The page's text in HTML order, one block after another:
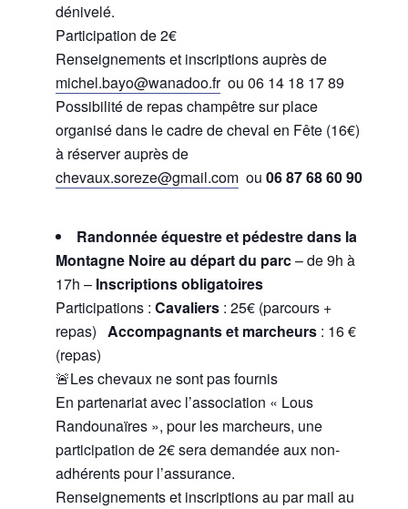
dénivelé.
Participation de 2€
Renseignements et inscriptions auprès de
michel.bayo@wanadoo.frou 06 14 18 17 89
Possibilité de repas champêtre sur place
organisé dans le cadre de cheval en Fête (16€)
à réserver auprès de
chevaux.soreze@gmail.comou 06 87 68 60 90
Randonnée équestre et pédestre dans la
Montagne Noire au départ du parc– de 9h à
17h –Inscriptions obligatoires
Participations : Cavaliers: 25€ (parcours +
repas) Accompagnants et marcheurs: 16 €
(repas)
🚨Les chevaux ne sont pas fournis
En partenariat avec l’association « Lous
Randounaïres », pour les marcheurs, une
participation de 2€ sera demandée aux non-
adhérents pour l’assurance.
Renseignements et inscriptions au par mail au